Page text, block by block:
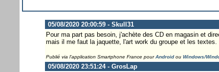
05/08/2020 20:00:59 - Skull31
Pour ma part pas besoin, j'achète des CD en magasin et
mais il me faut la jaquette, l'art work du groupe et les textes.
Publié via l'application Smartphone France pourAndroidou Windows/
05/08/2020 23:51:24 - GrosLap